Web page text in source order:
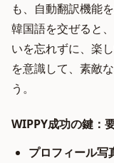
も、自動翻訳機能
韓国語を交ぜると
いを忘れずに、楽
を意識して、素敵な
う。
WIPPY成功の鍵：
プロフィール写